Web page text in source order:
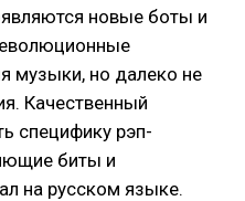
новые боты и
музыки, но далеко не
Качественный
специфику рэп-
биты и
на русском языке.